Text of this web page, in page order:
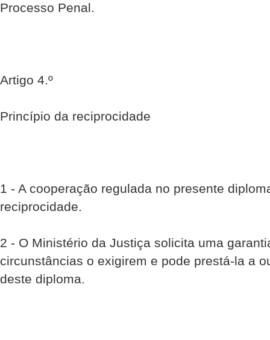
Processo Penal.
Artigo 4.º
Princípio da reciprocidade
1 - A cooperação regulada no presente
reciprocidade.
2 - O Ministério da Justiça solicita uma
circunstâncias o exigirem e pode prestá-la a
deste diploma.